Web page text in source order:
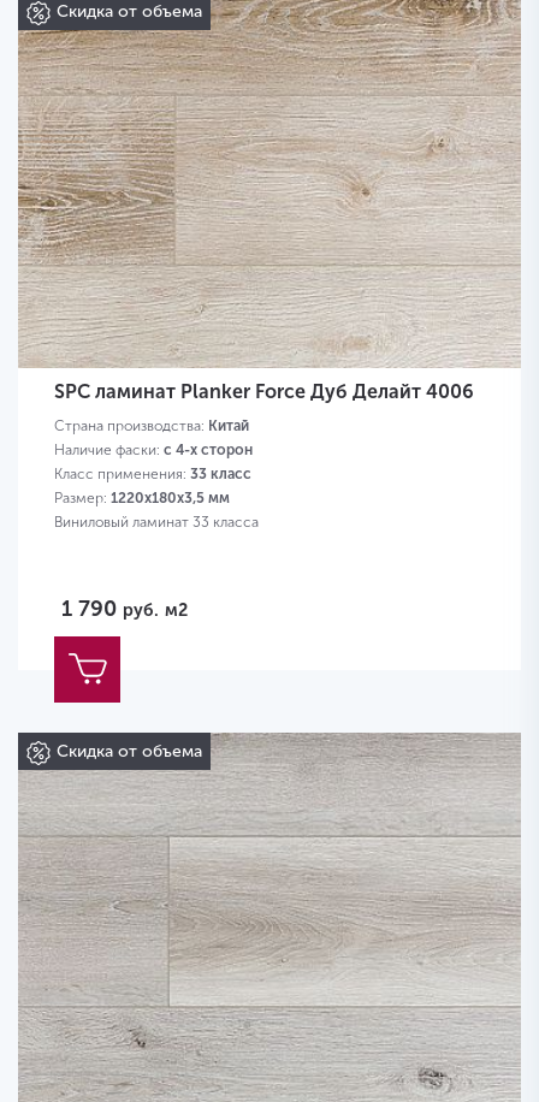
Скидка от объема
SPC ламинат Planker Force Дуб Делайт 4006
Страна производства: Китай
Наличие фаски: с 4-х сторон
Класс применения: 33 класс
Размер: 1220х180х3,5 мм
Виниловый ламинат 33 класса
1 790 руб. м2
Скидка от объема